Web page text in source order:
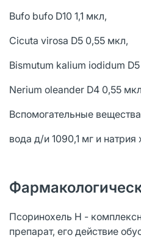
Bufo bufo D10 1,1 мкл,
Cicuta virosa D5 0,55 мкл,
Bismutum kalium iodidum
Nerium oleander D4 0,55
Вспомогательные
вода д/и 1090,1 мг и
Псоринохель Н -
препарат, его действие